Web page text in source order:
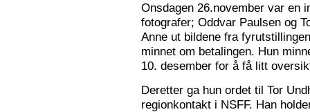
Onsdagen 26.november var en
fotografer; Oddvar Paulsen og
Anne ut bildene fra
minnet om betalingen. Hun
10. desember for å få litt
Deretter ga hun ordet til Tor
regionkontakt i NSFF. Han